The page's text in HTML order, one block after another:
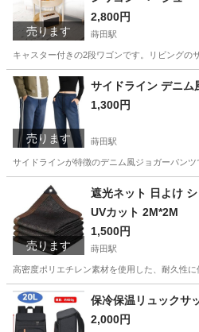
売ります
2,800円
蒔田駅
キャスター付きの2段ワゴンです。リビングの
神奈川 横浜市 蒔田駅 収納家具
売ります
サイドライン デニム
1,300円
蒔田駅
サイドラインが特徴のデニム風ジョガーパン
蒔田駅 パンツ
売ります
遮光ネット 日よけ
UVカット 2M*2M
1,500円
蒔田駅
高密度ポリエチレン素材を使用した、耐久性
神奈川 横浜市 蒔田駅
保冷保温リュックサ
2,000円